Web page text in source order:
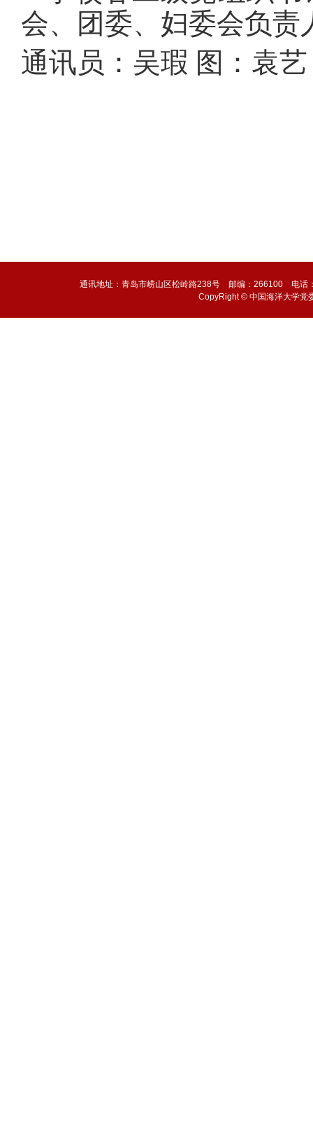
会、团委、妇委会负
通讯员： 吴瑕 图：袁艺
通讯地址：青岛市崂山区松岭路238号 邮编：266100 电
CopyRight © 中国海洋大学党